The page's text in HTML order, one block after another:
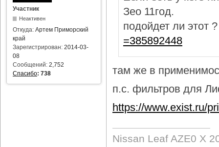
Участник
Неактивен
Откуда: Артем Приморский
край
Зарегистрирован: 2014-03-
08
Сообщений: 2,752
Спасибо: 738
Зео 11год.
подойдет ли этот
=385892448
там же в
п.с. фильтров для
https://www.exist.ru/
Nissan Leaf AZE0 X